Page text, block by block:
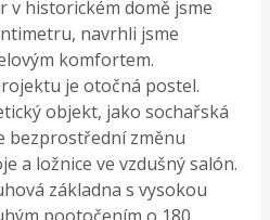
v historickém domě jsme
navrhli jsme
komfortem.
je otočná postel.
objekt, jako sochařská
bezprostřední změnu
a ložnice ve vzdušný salón.
základna s vysokou